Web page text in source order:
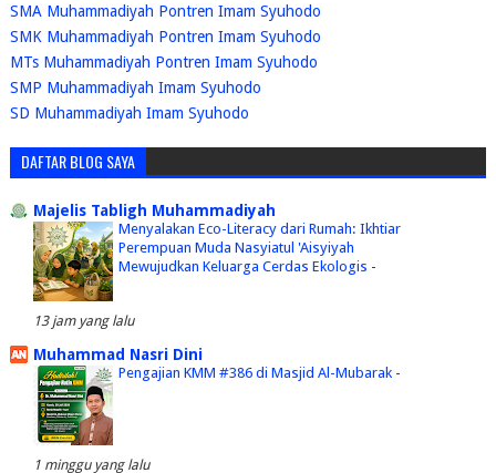
SMA Muhammadiyah Pontren Imam Syuhodo
SMK Muhammadiyah Pontren Imam Syuhodo
MTs Muhammadiyah Pontren Imam Syuhodo
SMP Muhammadiyah Imam Syuhodo
SD Muhammadiyah Imam Syuhodo
DAFTAR BLOG SAYA
Majelis Tabligh Muhammadiyah
Menyalakan Eco-Literacy dari Rumah: Ikhtiar
Perempuan Muda Nasyiatul 'Aisyiyah
Mewujudkan Keluarga Cerdas Ekologis -
13 jam yang lalu
Muhammad Nasri Dini
Pengajian KMM #386 di Masjid Al-Mubarak -
1 minggu yang lalu